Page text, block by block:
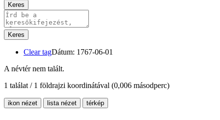
Keres
Keres
Clear tagDátum: 1767-06-01
A névtér nem talált.
1 találat / 1 földrajzi koordinátával (0,006 másodperc)
ikon nézet lista nézet térkép